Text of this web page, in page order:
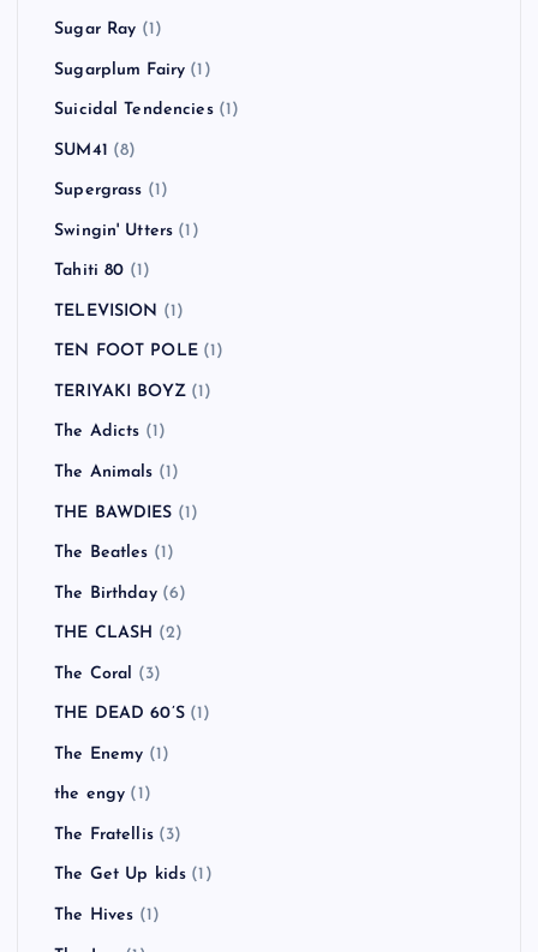
Sugar Ray (1)
Sugarplum Fairy (1)
Suicidal Tendencies(1)
SUM41 (8)
Supergrass (1)
Swingin' Utters (1)
Tahiti 80 (1)
TELEVISION (1)
TEN FOOT POLE(1)
TERIYAKI BOYZ(1)
The Adicts (1)
The Animals (1)
THE BAWDIES (1)
The Beatles (1)
The Birthday(6)
THE CLASH (2)
The Coral (3)
THE DEAD 60’S(1)
The Enemy (1)
the engy (1)
The Fratellis(3)
The Get Up kids (1)
The Hives (1)